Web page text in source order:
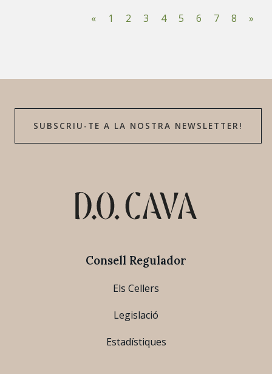
«
1 2 3 4 5 6 7 8 »
SUBSCRIU-TE A LA NOSTRA NEWSLETTER!
Consell Regulador
Els Cellers
Legislació
Estadístiques